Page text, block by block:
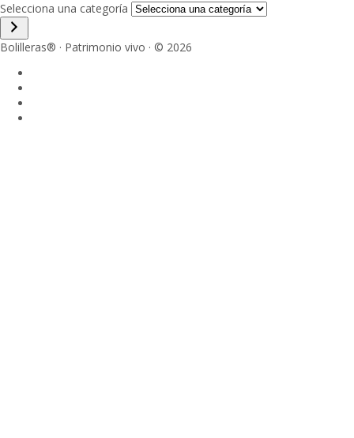
Selecciona una categoría
Bolilleras® · Patrimonio vivo · © 2026